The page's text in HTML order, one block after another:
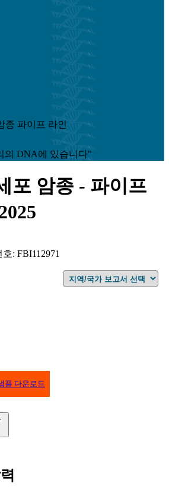
종 파이프 라인
의 DNA에 있습니다"
포 암종 - 파이프
: FBI112971
플 다운로드